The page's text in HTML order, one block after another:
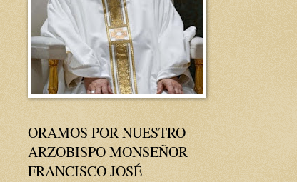
ORAMOS POR NUESTRO
ARZOBISPO MONSEÑOR
FRANCISCO JOSÉ